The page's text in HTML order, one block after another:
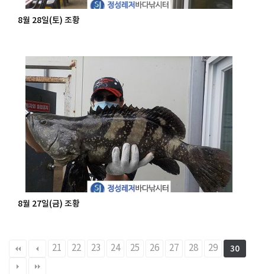
8월 28일(토) 조황
8월 27일(금) 조황
21 22 23 24 25 26 27 28 29 30